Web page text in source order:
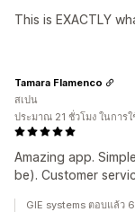
This is EXACTLY
Amazing app.
be). Customer
Tamara Flamenco
สเปน
ประมาณ 21 ชั่วโมง ในการ
GIE systems ตอบแล้ว